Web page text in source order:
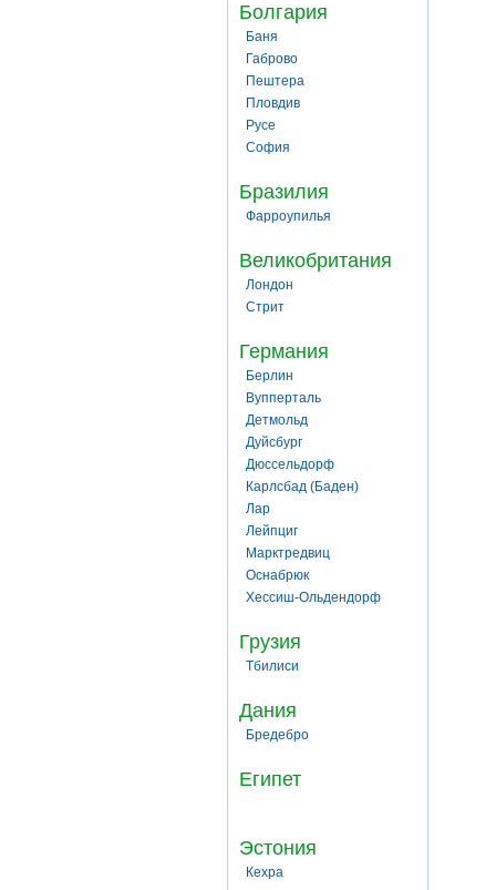
Болгария
Баня
Габрово
Пештера
Пловдив
Русе
София
Бразилия
Фарроупилья
Великобритания
Лондон
Стрит
Германия
Берлин
Вупперталь
Детмольд
Дуйсбург
Дюссельдорф
Карлсбад (Баден)
Лар
Лейпциг
Марктредвиц
Оснабрюк
Хессиш-Ольдендорф
Грузия
Тбилиси
Дания
Бредебро
Египет
Эстония
Кехра